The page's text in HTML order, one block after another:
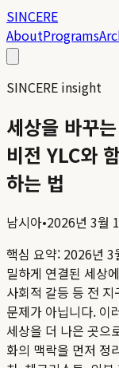
SINCERE
AboutPrograms
SINCERE insight
세상을 바꾸
비전 YLC와
하는 법
남시아•2026년 3월
핵심 요약: 2026년 3
밀하게 연결된 세상
사회적 갈등 등 전
문제가 아닙니다. 이
세상을 더 나은 곳으
화의 맥락을 먼저 정